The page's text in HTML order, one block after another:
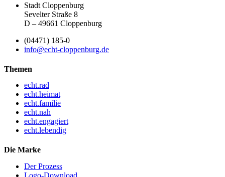
Stadt Cloppenburg
Sevelter Straße 8
D – 49661 Cloppenburg
(04471) 185-0
info@echt-cloppenburg.de
Themen
echt.rad
echt.heimat
echt.familie
echt.nah
echt.engagiert
echt.lebendig
Die Marke
Der Prozess
Logo-Download